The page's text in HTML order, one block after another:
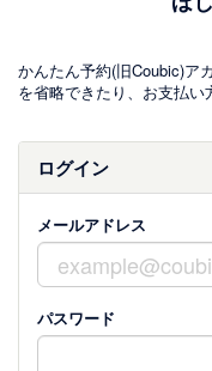
かんたん予約(旧Coubic)ア
を省略できたり、お支払い
ログイン
メールアドレス
パスワード